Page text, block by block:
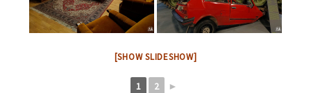
[SHOW SLIDESHOW]
1 2 ►